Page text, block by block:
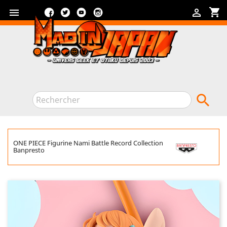
 shopping_cart

FacebookTwitterYouTube

ONE PIECE Figurine Nami Battle Record Collection
Banpresto